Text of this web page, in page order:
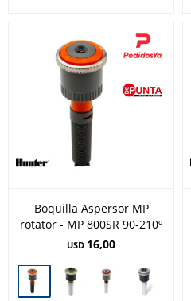
Boquilla Aspersor MP
rotator - MP 800SR 90-210º
USD 16,00